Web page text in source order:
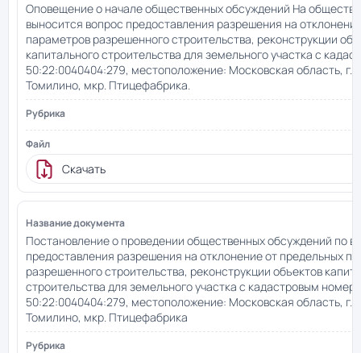
Оповещение о начале общественных обсуждений На
выносится вопрос предоставления разрешения на
параметров разрешенного строительства, реконструкции
капитального строительства для земельного участка с
50:22:0040404:279, местоположение: Московская область,
Томилино, мкр. Птицефабрика.
Скачать
Постановление о проведении общественных обсуждений по
предоставления разрешения на отклонение от предельных
разрешенного строительства, реконструкции объектов
строительства для земельного участка с кадастровым
50:22:0040404:279, местоположение: Московская область,
Томилино, мкр. Птицефабрика